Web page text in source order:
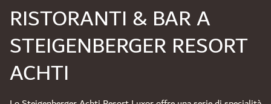
RISTORANTI & BAR A
STEIGENBERGER RESORT
ACHTI